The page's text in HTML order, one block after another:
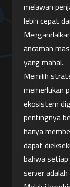
melawan
lebih cepat
ancaman
yang mahal.
Memilih
memerlukan
ekosistem
pentingnya
hanya
dapat
bahwa
server